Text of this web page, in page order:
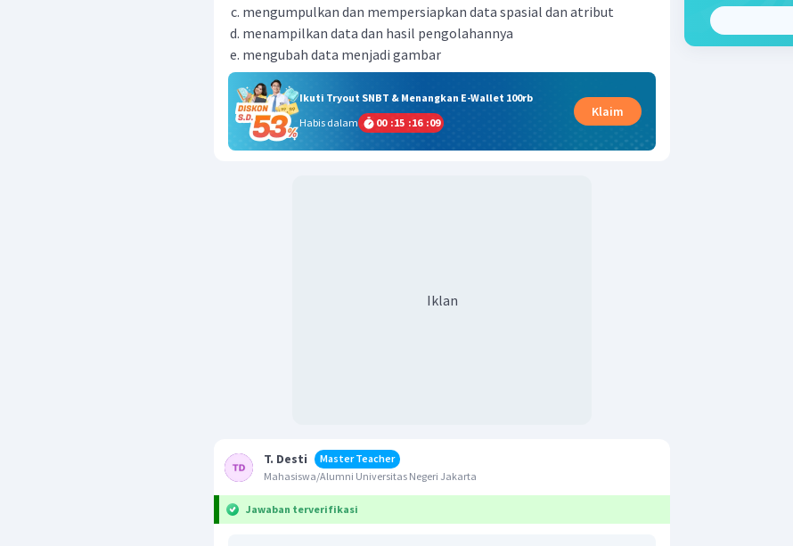
mengumpulkan dan mempersiapkan data spasial dan atribut
menampilkan data dan hasil pengolahannya
mengubah data menjadi gambar
Ikuti Tryout SNBT & Menangkan E-Wallet 100rb
Habis dalam
00 :15 :16 :08
Klaim
Iklan
T. Desti
Master Teacher
Mahasiswa/Alumni Universitas Negeri Jakarta
Jawaban terverifikasi